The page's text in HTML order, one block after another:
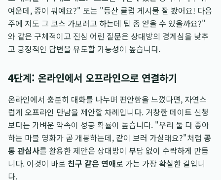
여운데, 종이 뭐예요?" 또는 "등산 클럽 게시물 잘 봤어요! 다음
주에 저도 그 코스 가보려고 하는데 팁 좀 얻을 수 있을까요?"
와 같은 구체적이고 진심 어린 질문은 상대방의 경계심을 낮추
고 긍정적인 답변을 유도할 가능성이 높습니다.
4단계: 온라인에서 오프라인으로 연결하기
온라인에서 충분히 대화를 나누며 편안함을 느꼈다면, 자연스
럽게 오프라인 만남을 제안할 차례입니다. 거창한 데이트 신청
보다는 가벼운 약속이 성공 확률이 높습니다. "우리 둘 다 좋아
하는 마블 영화가 곧 개봉하는데, 같이 보러 가실래요?"처럼 공
통 관심사를 활용한 제안은 상대방이 부담 없이 수락하게 만듭
니다. 이것이 바로 친구 같은 연애로 가는 가장 확실한 길입니
다.